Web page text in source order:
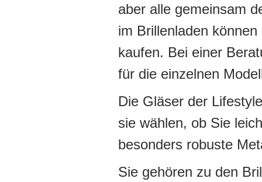
aber alle gemeinsam
im Brillenladen
kaufen. Bei einer
für die einzelnen
Die Gläser der
sie wählen, ob Sie
besonders robuste
Sie gehören zu den